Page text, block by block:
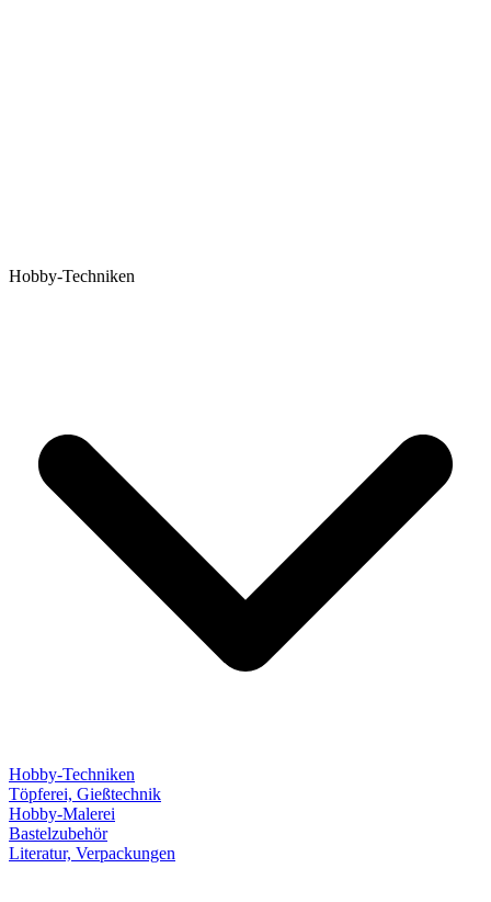
Hobby-Techniken
Hobby-Techniken
Töpferei, Gießtechnik
Hobby-Malerei
Bastelzubehör
Literatur, Verpackungen